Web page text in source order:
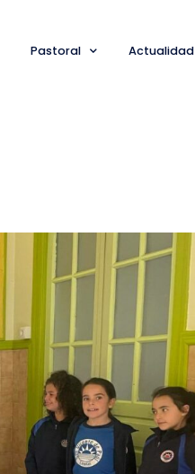
Pastoral Actualidad